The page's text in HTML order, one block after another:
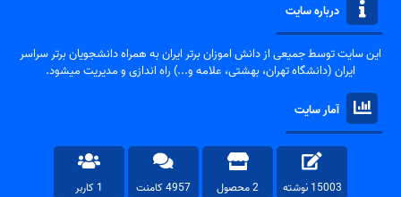
درباره سایت
این سایت توسط جمیعی از دانش اموزان برتر ایران به همراه دانشجویان برتر سراسر
ایران (دانشگاه تهران، بهشتی، علامه و...) راه اندازی و مدیریت میشود.
آمار سایت
15003 نوشته 2 محصول 4957 کامنت 1 کاربر